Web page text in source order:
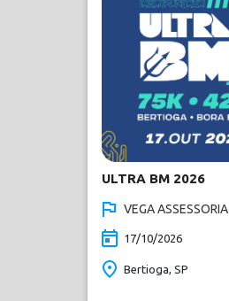
ULTRA BM 2026
VEGA ASSESSORIA
17/10/2026
Bertioga, SP